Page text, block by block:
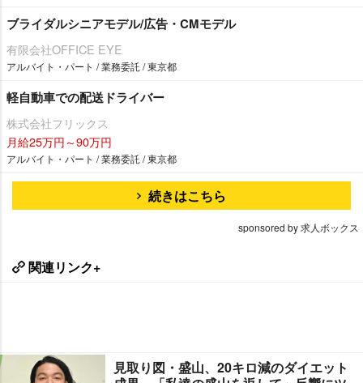
ブライダルシニアモデル/広告・CMモデル
有限会社OFFICE EYE
アルバイト・パート / 業務委託 / 東京都
軽自動車での配送ドライバー
株式会社フリックス
月給25万円～90万円
アルバイト・パート / 業務委託 / 東京都
続きはこちら
sponsored by 求人ボックス
関連リンク+
見取り図・盛山、20キロ減のダイエット